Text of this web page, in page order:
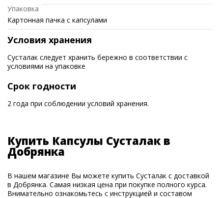
Упаковка
Картонная пачка с капсулами
Условия хранения
Сусталак следует хранить бережно в соответствии с
условиями на упаковке
Срок годности
2 года при соблюдении условий хранения.
Купить Капсулы Сусталак в
Добрянка
В нашем магазине Вы можете купить Сусталак с доставкой
в Добрянка. Самая низкая цена при покупке полного курса.
Внимательно ознакомьтесь с инструкцией и составом